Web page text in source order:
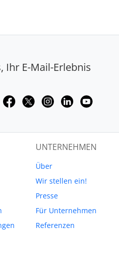
Ihr E-Mail-Erlebnis
UNTERNEHMEN
Über
Wir stellen ein!
Presse
Für Unternehmen
Referenzen